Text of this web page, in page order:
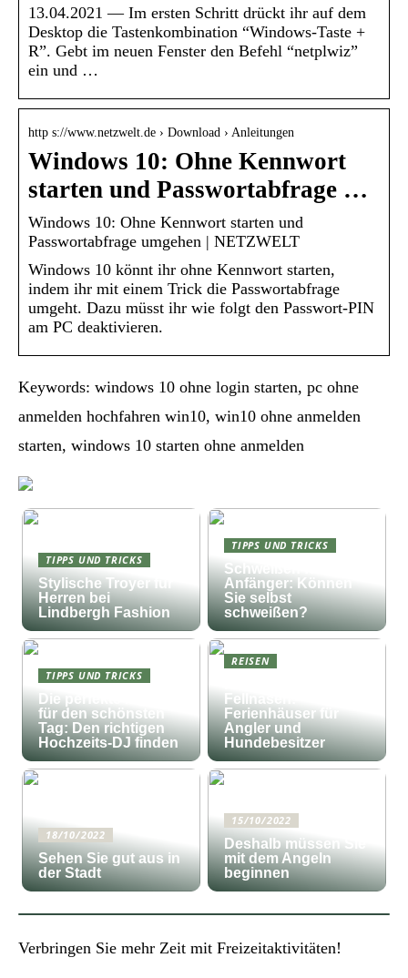
13.04.2021 — Im ersten Schritt drückt ihr auf dem
Desktop die Tastenkombination “Windows-Taste +
R”. Gebt im neuen Fenster den Befehl “netplwiz”
ein und …
http s://www.netzwelt.de › Download › Anleitungen
Windows 10: Ohne Kennwort
starten und Passwortabfrage …
Windows 10: Ohne Kennwort starten und
Passwortabfrage umgehen | NETZWELT
Windows 10 könnt ihr ohne Kennwort starten,
indem ihr mit einem Trick die Passwortabfrage
umgeht. Dazu müsst ihr wie folgt den Passwort-PIN
am PC deaktivieren.
Keywords: windows 10 ohne login starten, pc ohne
anmelden hochfahren win10, win10 ohne anmelden
starten, windows 10 starten ohne anmelden
TIPPS UND TRICKS
Stylische Troyer für
Herren bei
Lindbergh Fashion
TIPPS UND TRICKS
Schweißen für
Anfänger: Können
Sie selbst
schweißen?
TIPPS UND TRICKS
Die perfekte Musik
für den schönsten
Tag: Den richtigen
Hochzeits-DJ finden
REISEN
Fellnasen:
Ferienhäuser für
Angler und
Hundebesitzer
18/10/2022
Sehen Sie gut aus in
der Stadt
15/10/2022
Deshalb müssen Sie
mit dem Angeln
beginnen
Verbringen Sie mehr Zeit mit Freizeitaktivitäten!